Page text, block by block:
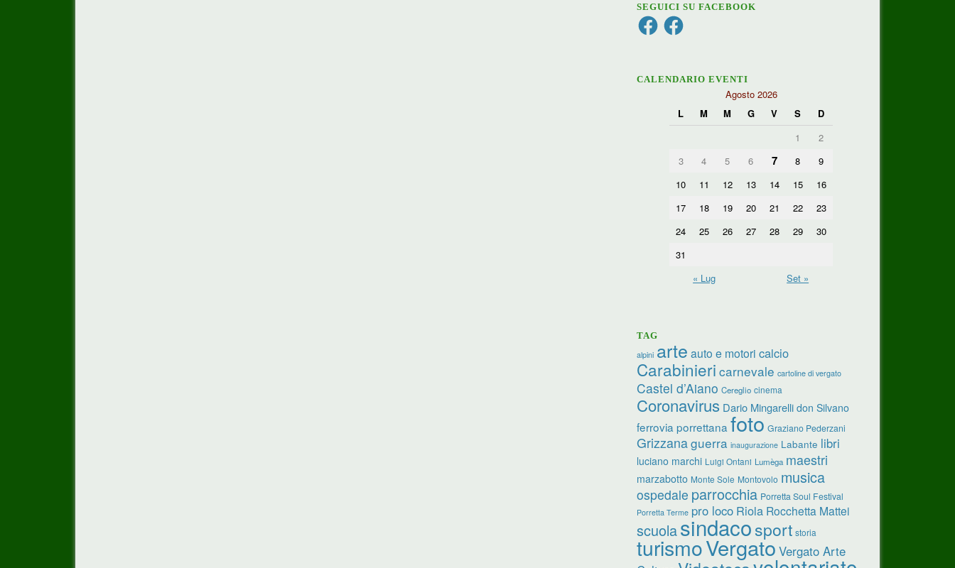
SEGUICI SU FACEBOOK
FacebookFacebook
CALENDARIO EVENTI
Agosto 2026
L
M M G V S
D
1
2
3
4 5 6 7 8
9
10
11 12 13 14 15
16
17
18 19 20 21 22
23
24
25 26 27 28 29
30
31
« Lug
Set »
TAG
alpini arte auto e motori calcio
Carabinieri carnevale cartoline di vergato
Castel d’Aiano Cereglio cinema
Coronavirus Dario Mingarelli don Silvano
ferrovia porrettana foto Graziano Pederzani
Grizzanaguerra inaugurazione Labante libri
luciano marchi Luigi Ontani Lumèga maestri
marzabotto Monte Sole Montovolo musica
ospedale parrocchia Porretta Soul Festival
Porretta Terme pro loco Riola Rocchetta Mattei
scuolasindacosport storia
turismoVergato Vergato Arte